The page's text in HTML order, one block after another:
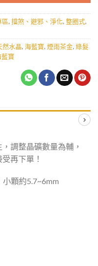
區, 擋煞、避邪、淨化, 整圈式,
然水晶, 海藍寶, 煙雨茶金, 綠髮
寶
調整晶礦數量為輔，
再下單！
顆約5.7~6mm